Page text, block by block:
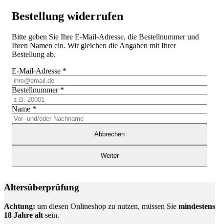
Bestellung widerrufen
Bitte geben Sie Ihre E-Mail-Adresse, die Bestellnummer und
Ihren Namen ein. Wir gleichen die Angaben mit Ihrer
Bestellung ab.
E-Mail-Adresse *
Bestellnummer *
Name *
Abbrechen
Weiter
Altersüberprüfung
Achtung: um diesen Onlineshop zu nutzen, müssen Sie mindestens
18 Jahre alt sein.